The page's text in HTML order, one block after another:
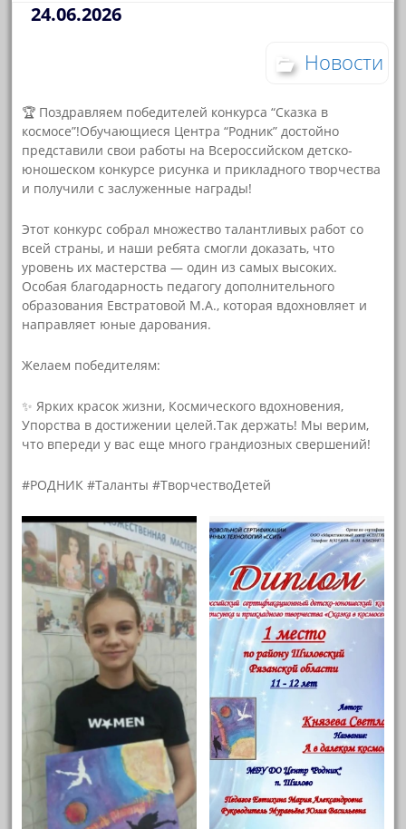
24.06.2026
Новости
🏆 Поздравляем победителей конкурса “Сказка в
космосе”!Обучающиеся Центра “Родник” достойно
представили свои работы на Всероссийском детско-
юношеском конкурсе рисунка и прикладного творчества
и получили с заслуженные награды!
Этот конкурс собрал множество талантливых работ со
всей страны, и наши ребята смогли доказать, что
уровень их мастерства — один из самых высоких.
Особая благодарность педагогу дополнительного
образования Евстратовой М.А., которая вдохновляет и
направляет юные дарования.
Желаем победителям:
✨ Ярких красок жизни, Космического вдохновения,
Упорства в достижении целей.Так держать! Мы верим,
что впереди у вас еще много грандиозных свершений!
#РОДНИК #Таланты #ТворчествоДетей